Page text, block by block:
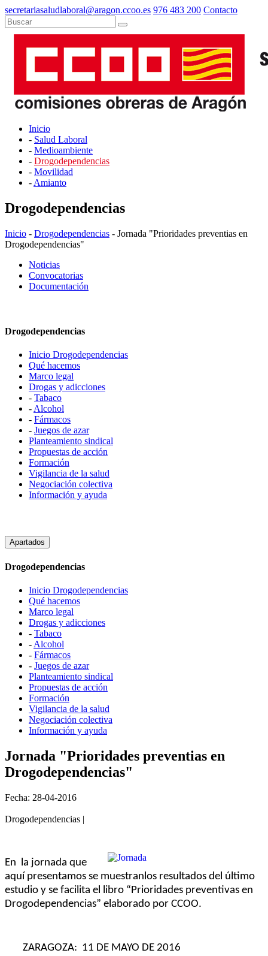
secretariasaludlaboral@aragon.ccoo.es 976 483 200 Contacto
Inicio
- Salud Laboral
- Medioambiente
- Drogodependencias
- Movilidad
- Amianto
Drogodependencias
Inicio - Drogodependencias - Jornada "Prioridades preventias en
Drogodependencias"
Noticias
Convocatorias
Documentación
Drogodependencias
Inicio Drogodependencias
Qué hacemos
Marco legal
Drogas y adicciones
- Tabaco
- Alcohol
- Fármacos
- Juegos de azar
Planteamiento sindical
Propuestas de acción
Formación
Vigilancia de la salud
Negociación colectiva
Información y ayuda
Apartados
Drogodependencias
Inicio Drogodependencias
Qué hacemos
Marco legal
Drogas y adicciones
- Tabaco
- Alcohol
- Fármacos
- Juegos de azar
Planteamiento sindical
Propuestas de acción
Formación
Vigilancia de la salud
Negociación colectiva
Información y ayuda
Jornada "Prioridades preventias en
Drogodependencias"
Fecha: 28-04-2016
Drogodependencias |
En la jornada que
aquí presentamos se muestranlos resultados del último
estudio y se facilita el libro “Prioridades preventivas en
Drogodependencias” elaborado por CCOO.
ZARAGOZA: 11 DE MAYO DE 2016